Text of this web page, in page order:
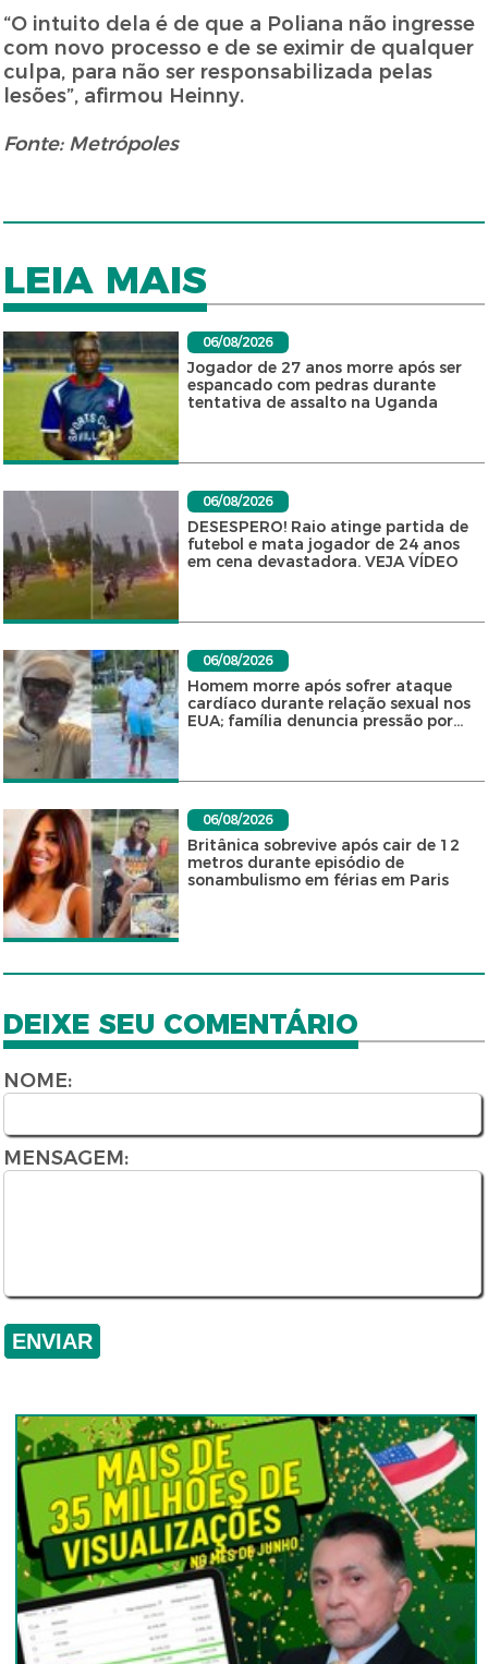
“O intuito dela é de que a Poliana não ingresse
com novo processo e de se eximir de qualquer
culpa, para não ser responsabilizada pelas
lesões”, afirmou Heinny.
Fonte: Metrópoles
LEIA MAIS
06/08/2026
Jogador de 27 anos morre após ser
espancado com pedras durante
tentativa de assalto na Uganda
06/08/2026
DESESPERO! Raio atinge partida de
futebol e mata jogador de 24 anos
em cena devastadora. VEJA VÍDEO
06/08/2026
Homem morre após sofrer ataque
cardíaco durante relação sexual nos
EUA; família denuncia pressão por...
06/08/2026
Britânica sobrevive após cair de 12
metros durante episódio de
sonambulismo em férias em Paris
DEIXE SEU COMENTÁRIO
NOME:
MENSAGEM: